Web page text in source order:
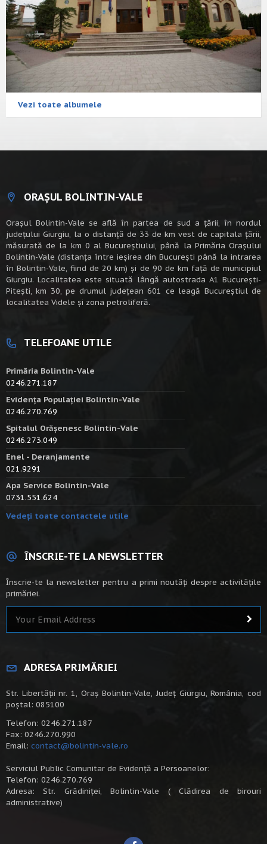
Vezi toate albumele
ORAȘUL BOLINTIN-VALE
Oraşul Bolintin-Vale se află în partea de sud a ţării, în nordul
judeţului Giurgiu, la o distanţă de 33 de km vest de capitala țării,
măsurată de la km 0 al Bucureștiului, până la Primăria Orașului
Bolintin-Vale (distanța între ieșirea din București până la intrarea
în Bolintin-Vale, fiind de 20 km) şi de 90 de km faţă de municipiul
Giurgiu. Localitatea este situată lângă autostrada A1 Bucureşti-
Piteşti, km 30, pe drumul judeţean 601 ce leagă Bucureştiul de
localitatea Videle şi zona petroliferă.
TELEFOANE UTILE
Primăria Bolintin-Vale
0246.271.187
Evidența Populației Bolintin-Vale
0246.270.769
Spitalul Orășenesc Bolintin-Vale
0246.273.049
Enel - Deranjamente
021.9291
Apa Service Bolintin-Vale
0731.551.624
Vedeți toate contactele utile
ÎNSCRIE-TE LA NEWSLETTER
Înscrie-te la newsletter pentru a primi noutăți despre activitățile
primăriei.
ADRESA PRIMĂRIEI
Str. Libertății nr. 1, Oraș Bolintin-Vale, Județ Giurgiu, România, cod
poștal: 085100
Telefon: 0246.271.187
Fax: 0246.270.990
Email: contact@bolintin-vale.ro
Serviciul Public Comunitar de Evidență a Persoanelor:
Telefon: 0246.270.769
Adresa: Str. Grădiniței, Bolintin-Vale ( Clădirea de birouri
administrative)